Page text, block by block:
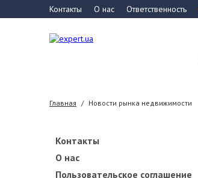
Контакты О нас Ответственность
Главная / Новости рынка недвижимости
Контакты
О нас
Пользовательское соглашение